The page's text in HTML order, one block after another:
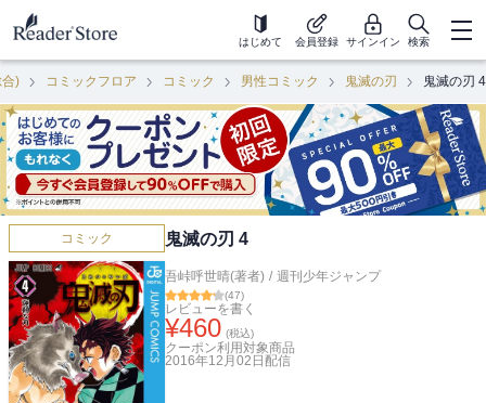
はじめて 会員登録 サインイン 検索
) コミックフロア コミック 男性コミック 鬼滅の刃 鬼滅の刃 4
コミック 鬼滅の刃 4
吾峠呼世晴(著者) / 週刊少年ジャンプ
(47)
レビューを書く
¥460 (税込)
クーポン利用対象商品
2016年12月02日 配信